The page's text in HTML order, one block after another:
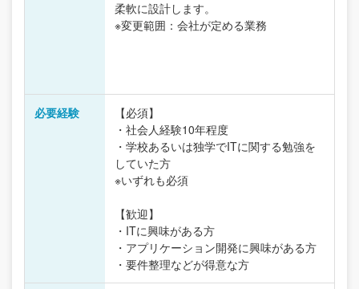
柔軟に設計します。
※変更範囲：会社が定める業務
必要経験
【必須】
・社会人経験10年程度
・学校あるいは独学でITに関する勉強を
していた方
※いずれも必須
【歓迎】
・ITに興味がある方
・アプリケーション開発に興味がある方
・要件整理などが得意な方